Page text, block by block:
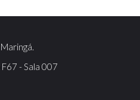
- Sala 007